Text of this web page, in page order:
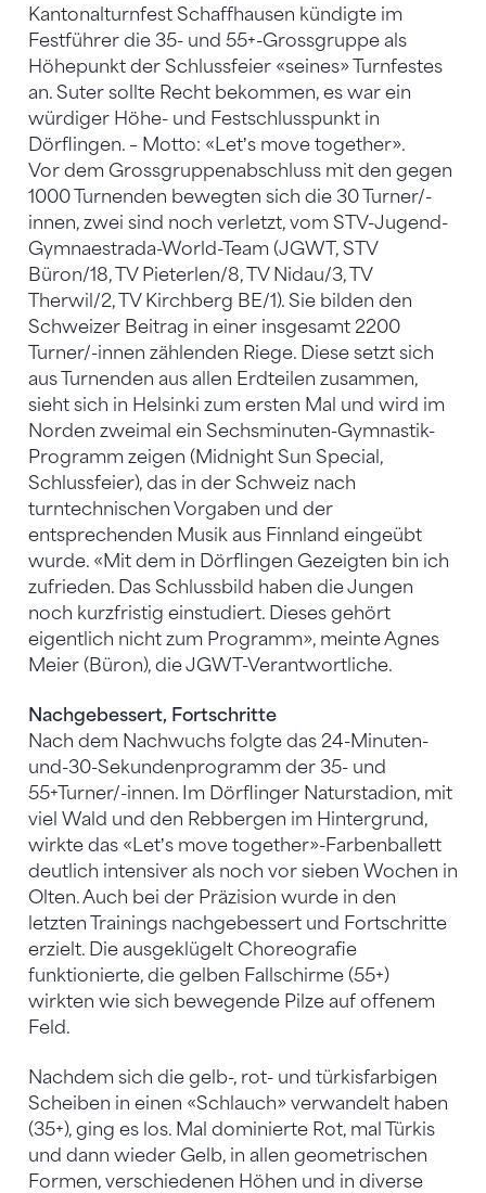
Kantonalturnfest Schaffhausen kündigte im
Festführer die 35- und 55+-Grossgruppe als
Höhepunkt der Schlussfeier «seines» Turnfestes
an. Suter sollte Recht bekommen, es war ein
würdiger Höhe- und Festschlusspunkt in
Dörflingen. – Motto: «Letʼs move together».
Vor dem Grossgruppenabschluss mit den gegen
1000 Turnenden bewegten sich die 30 Turner/-
innen, zwei sind noch verletzt, vom STV-Jugend-
Gymnaestrada-World-Team (JGWT, STV
Büron/18, TV Pieterlen/8, TV Nidau/3, TV
Therwil/2, TV Kirchberg BE/1). Sie bilden den
Schweizer Beitrag in einer insgesamt 2200
Turner/-innen zählenden Riege. Diese setzt sich
aus Turnenden aus allen Erdteilen zusammen,
sieht sich in Helsinki zum ersten Mal und wird im
Norden zweimal ein Sechsminuten-Gymnastik-
Programm zeigen (Midnight Sun Special,
Schlussfeier), das in der Schweiz nach
turntechnischen Vorgaben und der
entsprechenden Musik aus Finnland eingeübt
wurde. «Mit dem in Dörflingen Gezeigten bin ich
zufrieden. Das Schlussbild haben die Jungen
noch kurzfristig einstudiert. Dieses gehört
eigentlich nicht zum Programm», meinte Agnes
Meier (Büron), die JGWT-Verantwortliche.
Nachgebessert, Fortschritte
Nach dem Nachwuchs folgte das 24-Minuten-
und-30-Sekundenprogramm der 35- und
55+Turner/-innen. Im Dörflinger Naturstadion, mit
viel Wald und den Rebbergen im Hintergrund,
wirkte das «Letʼs move together»-Farbenballett
deutlich intensiver als noch vor sieben Wochen in
Olten. Auch bei der Präzision wurde in den
letzten Trainings nachgebessert und Fortschritte
erzielt. Die ausgeklügelt Choreografie
funktionierte, die gelben Fallschirme (55+)
wirkten wie sich bewegende Pilze auf offenem
Feld.
Nachdem sich die gelb-, rot- und türkisfarbigen
Scheiben in einen «Schlauch» verwandelt haben
(35+), ging es los. Mal dominierte Rot, mal Türkis
und dann wieder Gelb, in allen geometrischen
Formen, verschiedenen Höhen und in diverse